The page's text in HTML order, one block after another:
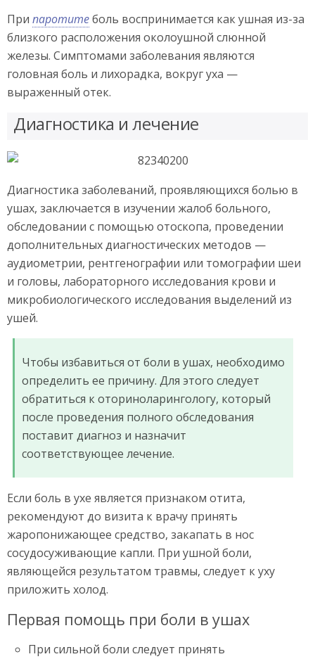
При паротитеболь воспринимается как ушная из-за
близкого расположения околоушной слюнной
железы. Симптомами заболевания являются
головная боль и лихорадка, вокруг уха —
выраженный отек.
Диагностика и лечение
Диагностика заболеваний, проявляющихся болью в
ушах, заключается в изучении жалоб больного,
обследовании с помощью отоскопа, проведении
дополнительных диагностических методов —
аудиометрии, рентгенографии или томографии шеи
и головы, лабораторного исследования крови и
микробиологического исследования выделений из
ушей.
Чтобы избавиться от боли в ушах, необходимо
определить ее причину. Для этого следует
обратиться к оториноларингологу, который
после проведения полного обследования
поставит диагноз и назначит
соответствующее лечение.
Если боль в ухе является признаком отита,
рекомендуют до визита к врачу принять
жаропонижающее средство, закапать в нос
сосудосуживающие капли. При ушной боли,
являющейся результатом травмы, следует к уху
приложить холод.
Первая помощь при боли в ушах
При сильной боли следует принять